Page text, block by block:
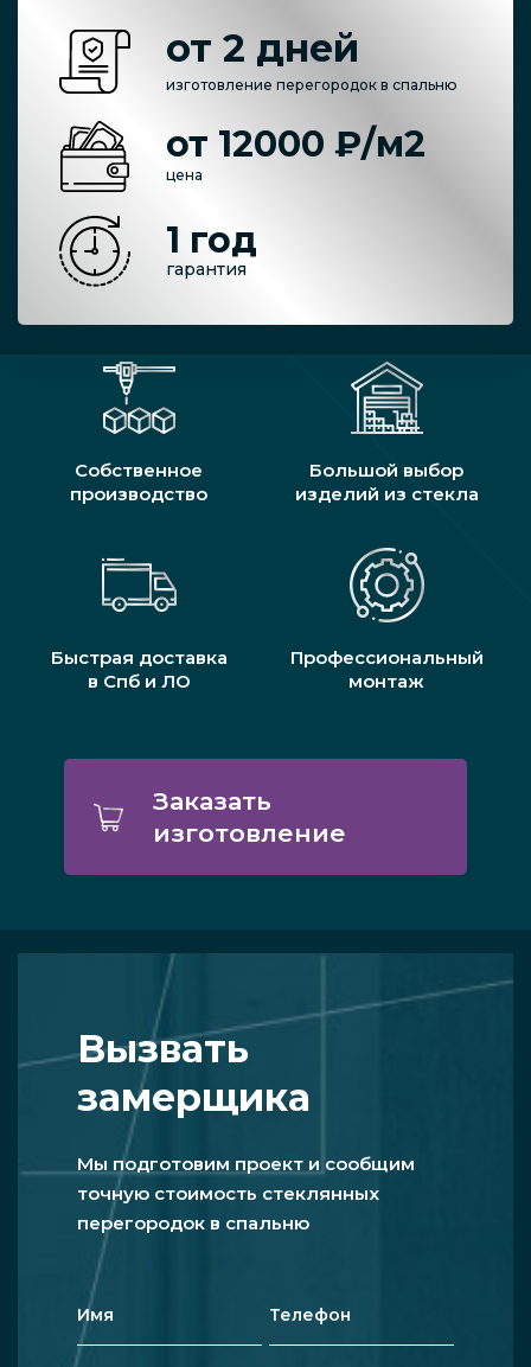
от 2 дней
изготовление перегородок в спальню
от 12000 ₽/м2
цена
1 год
гарантия
Собственное
производство
Большой выбор
изделий из стекла
Быстрая доставка
в Спб и ЛО
Профессиональный
монтаж
Заказать
изготовление
Вызвать
замерщика
Мы подготовим проект и сообщим
точную стоимость стеклянных
перегородок в спальню